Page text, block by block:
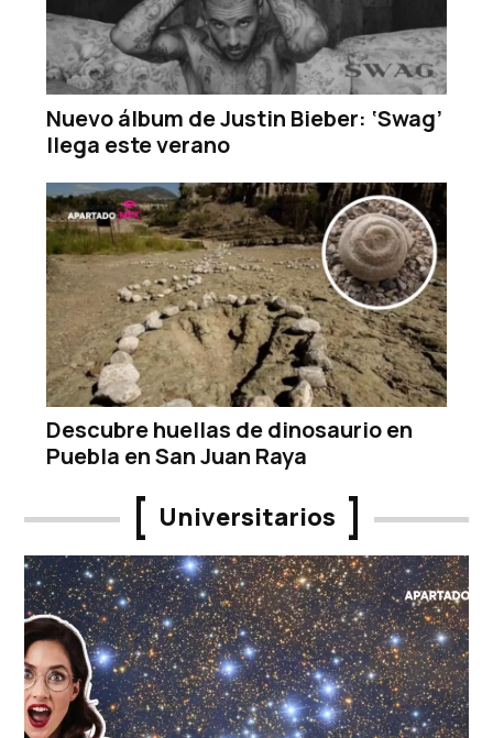
Nuevo álbum de Justin Bieber: ‘Swag’
llega este verano
Descubre huellas de dinosaurio en
Puebla en San Juan Raya
Universitarios